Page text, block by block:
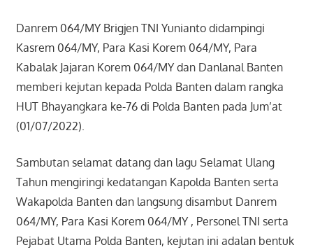
Danrem 064/MY Brigjen TNI Yunianto didampingi
Kasrem 064/MY, Para Kasi Korem 064/MY, Para
Kabalak Jajaran Korem 064/MY dan Danlanal Banten
memberi kejutan kepada Polda Banten dalam rangka
HUT Bhayangkara ke-76 di Polda Banten pada Jum’at
(01/07/2022).
Sambutan selamat datang dan lagu Selamat Ulang
Tahun mengiringi kedatangan Kapolda Banten serta
Wakapolda Banten dan langsung disambut Danrem
064/MY, Para Kasi Korem 064/MY , Personel TNI serta
Pejabat Utama Polda Banten, kejutan ini adalan bentuk